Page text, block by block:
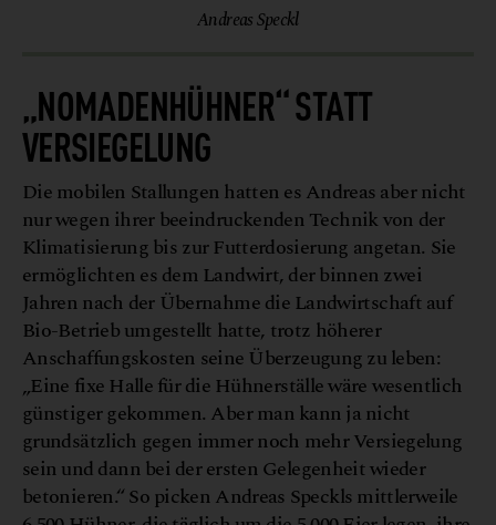
Andreas Speckl
„NOMADENHÜHNER“ STATT
VERSIEGELUNG
Die mobilen Stallungen hatten es Andreas aber nicht
nur wegen ihrer beeindruckenden Technik von der
Klimatisierung bis zur Futterdosierung angetan. Sie
ermöglichten es dem Landwirt, der binnen zwei
Jahren nach der Übernahme die Landwirtschaft auf
Bio-Betrieb umgestellt hatte, trotz höherer
Anschaffungskosten seine Überzeugung zu leben:
„Eine fixe Halle für die Hühnerställe wäre wesentlich
günstiger gekommen. Aber man kann ja nicht
grundsätzlich gegen immer noch mehr Versiegelung
sein und dann bei der ersten Gelegenheit wieder
betonieren.“ So picken Andreas Speckls mittlerweile